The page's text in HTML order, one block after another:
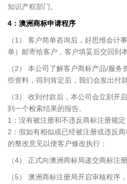
知识产权部门。
4：澳洲商标申请程序
（1） 客户简单咨询后，好思维会计
单）邮寄给客户，客户填妥后交回到
（2） 本公司了解客户商标产品/服
些资料，得到肯定后，我们会发出付
（3） 收到付款后，本公司会立刻开
到一个检索结果的报告。
1：没有被注册和不违反商标注册规定
2：假如有相似或已经被注册或违反
的整改意见以便客户修改执行；
（4） 正式向澳洲商标局递交商标注册
（5） 澳洲商标注册局开启审核程序